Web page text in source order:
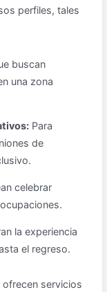
perfiles, tales
buscan
una zona
Para
de
celebrar
la experiencia
el regreso.
ofrecen servicios